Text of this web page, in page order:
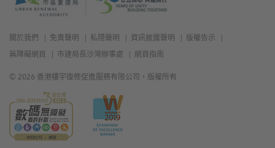
關於我們 免責聲明 私隱聲明 資訊披露聲明
版權告示
無障礙網頁
市建局長沙灣辦事處 網頁指南
© 2026 香港樓宇復修促進服務有限公司，版權所有